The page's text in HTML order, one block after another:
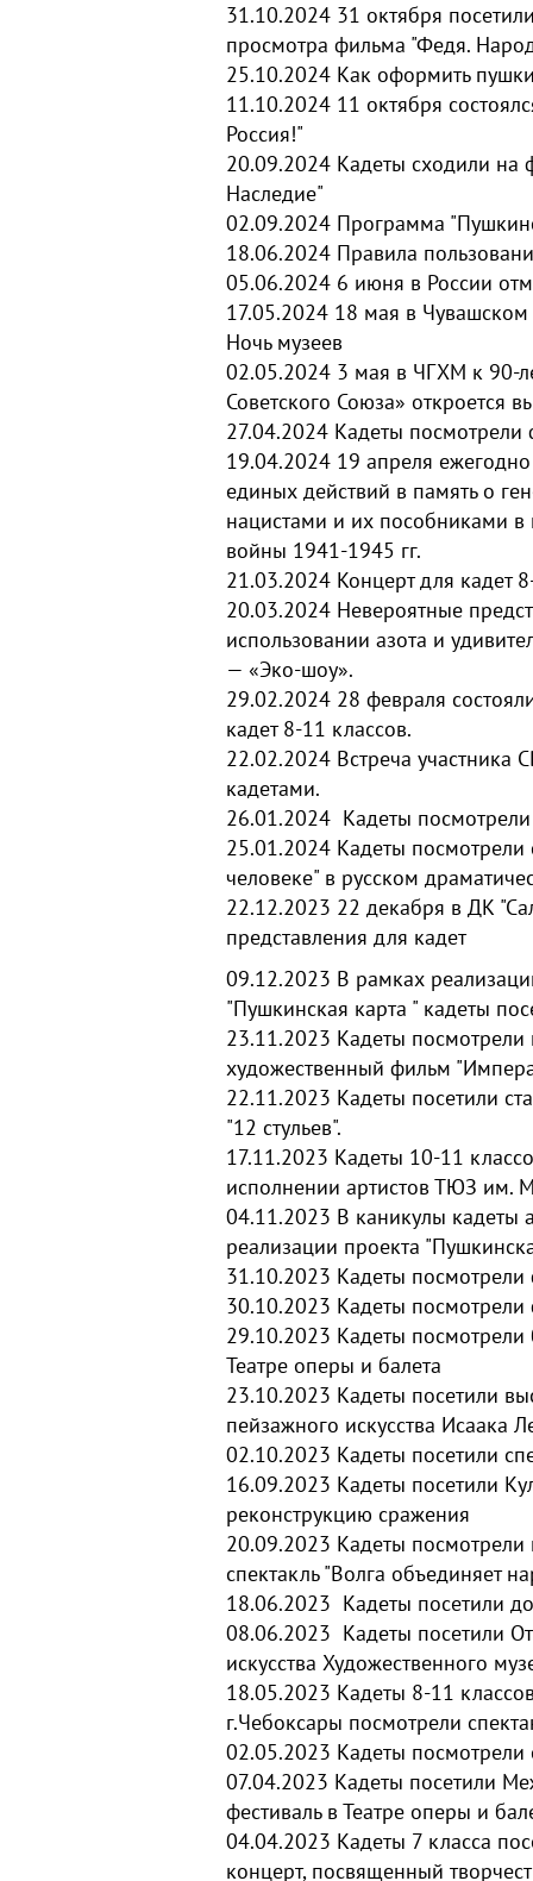
31.10.2024 31 октября
просмотра фильма "Федя.
25.10.2024 Как оформить
11.10.2024 11 октября
Россия!"
20.09.2024 Кадеты сходили на
Наследие"
02.09.2024 Программа
18.06.2024 Правила
05.06.2024 6 июня в России
17.05.2024 18 мая в
Ночь музеев
02.05.2024 3 мая в ЧГХМ к 90-
Советского Союза» откроется
27.04.2024 Кадеты посмотрели
19.04.2024 19 апреля
единых действий в память о
нацистами и их пособниками
войны 1941-1945 гг.
21.03.2024 Концерт для кадет
20.03.2024 Невероятные
использовании азота и
— «Эко-шоу».
29.02.2024 28 февраля
кадет 8-11 классов.
22.02.2024 Встреча участника
кадетами.
26.01.2024 Кадеты
25.01.2024 Кадеты посмотрели
человеке" в русском
22.12.2023 22 декабря в ДК
представления для кадет
09.12.2023 В рамках
"Пушкинская карта " кадеты
23.11.2023 Кадеты
художественный фильм
22.11.2023 Кадеты посетили
"12 стульев".
17.11.2023 Кадеты 10-11
исполнении артистов ТЮЗ им.
04.11.2023 В каникулы кадеты
реализации проекта
31.10.2023 Кадеты посмотрели
30.10.2023 Кадеты
29.10.2023 Кадеты посмотрели
Театре оперы и балета
23.10.2023 Кадеты посетили​
пейзажного искусства Исаака
02.10.2023 Кадеты посетили
16.09.2023 Кадеты посетили
реконструкцию сражения
20.09.2023 Кадеты посмотрели
спектакль "Волга объединяет
18.06.2023 Кадеты посетили
08.06.2023 Кадеты посетили
искусства Художественного
18.05.2023 Кадеты 8-11
г.Чебоксары посмотрели
02.05.2023 Кадеты посмотрели
07.04.2023 Кадеты посетили
фестиваль в Театре оперы и
04.04.2023 Кадеты 7 класса
концерт, посвященный